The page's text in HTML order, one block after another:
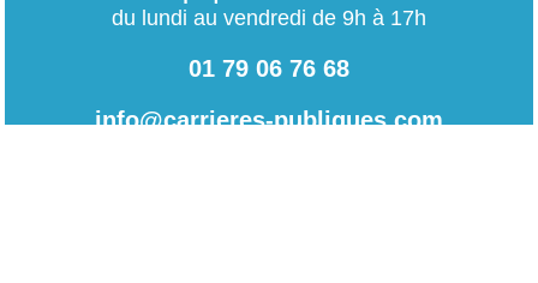
du lundi au vendredi de 9h à 17h
01 79 06 76 68
info@carrieres-publiques.com